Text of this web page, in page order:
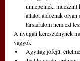
ünnepelnek, müezzint
állatot áldoznak olyan
társadalom nem ezt
A nyugati kereszténynek
vagyok.
Agyilag jófejű,